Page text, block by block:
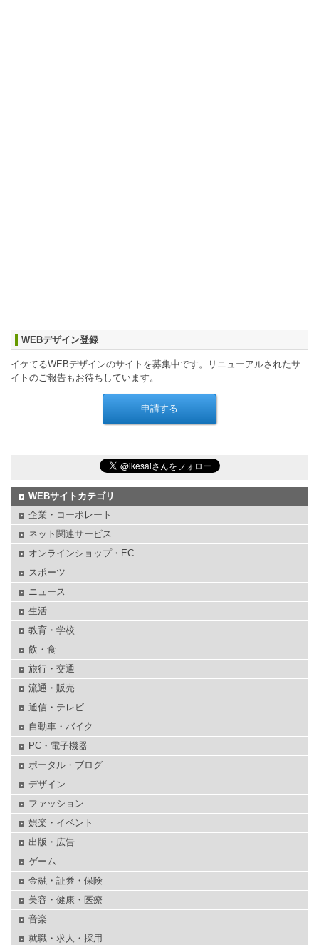
WEBデザイン登録
イケてるWEBデザインのサイトを募集中です。リニューアルされたサ
イトのご報告もお待ちしています。
WEBサイトカテゴリ
企業・コーポレート
ネット関連サービス
オンラインショップ・EC
スポーツ
ニュース
生活
教育・学校
飲・食
旅行・交通
流通・販売
通信・テレビ
自動車・バイク
PC・電子機器
ポータル・ブログ
デザイン
ファッション
娯楽・イベント
出版・広告
ゲーム
金融・証券・保険
美容・健康・医療
音楽
就職・求人・採用